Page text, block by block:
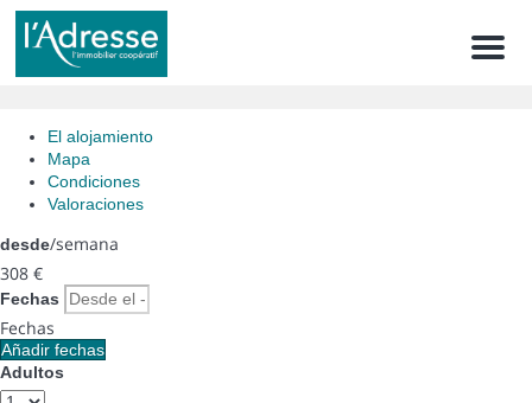
Menu
El alojamiento
Mapa
Condiciones
Valoraciones
desde/semana
308 €
Fechas
Fechas
Añadir fechas
Adultos